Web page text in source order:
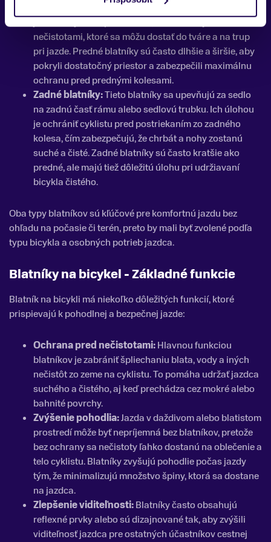
bicykla alebo pod korunku vidlice. Ich hlavnou úlohou
je chrániť jazdca pred vodou, blatom a inými
nečistotami, ktoré sa môžu dostať do tváre a na trup
pri jazde. Predné blatníky sú často dlhšie a širšie, aby
pokryli dostatočný priestor a zabezpečili maximálnu
ochranu pred prednými kolesami.
Zadné blatníky:Tieto blatníky sa upevňujú za sedlo
na zadnú časť rámu alebo sedlovú trubku. Ich úlohou
je ochrániť cyklistu pred postriekaním zo zadného
kolesa, čím zabezpečujú, že chrbát a nohy zostanú
suché a čisté. Zadné blatníky sú často kratšie ako
predné, ale majú tiež dôležitú úlohu pri udržiavaní
bicykla čistého.
Oba typy blatníkov sú kľúčové pre komfortnú jazdu bez
ohľadu na počasie či terén, preto by mali byť zvolené podľa
typu bicykla a osobných potrieb jazdca.
Blatníky na bicykel - Základné funkcie
Blatník na bicykli má niekoľko dôležitých funkcií, ktoré
prispievajú k pohodlnej a bezpečnej jazde:
Ochrana pred nečistotami:Hlavnou funkciou
blatníkov je zabrániť špliechaniu blata, vody a iných
nečistôt zo zeme na cyklistu. To pomáha udržať jazdca
suchého a čistého, aj keď prechádza cez mokré alebo
bahnité povrchy.
Zvýšenie pohodlia:Jazda v daždivom alebo blatistom
prostredí môže byť nepríjemná bez blatníkov, pretože
bez ochrany sa nečistoty ľahko dostanú na oblečenie a
telo cyklistu. Blatníky zvyšujú pohodlie počas jazdy
tým, že minimalizujú množstvo špiny, ktorá sa dostane
na jazdca.
Zlepšenie viditeľnosti:Blatníky často obsahujú
reflexné prvky alebo sú dizajnované tak, aby zvýšili
viditeľnosť jazdca pre ostatných účastníkov cestnej